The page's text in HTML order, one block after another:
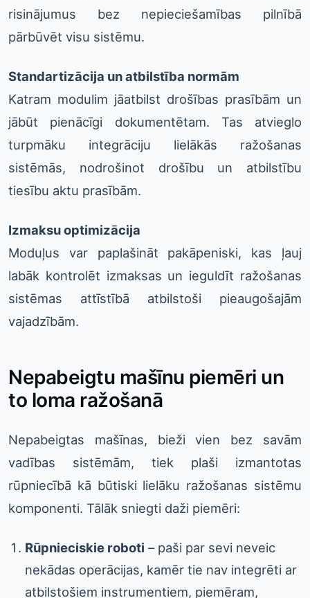
risinājumus bez nepieciešamības pilnībā
pārbūvēt visu sistēmu.
Standartizācija un atbilstība normām
Katram modulim jāatbilst drošības prasībām un
jābūt pienācīgi dokumentētam. Tas atvieglo
turpmāku integrāciju lielākās ražošanas
sistēmās, nodrošinot drošību un atbilstību
tiesību aktu prasībām.
Izmaksu optimizācija
Moduļus var paplašināt pakāpeniski, kas ļauj
labāk kontrolēt izmaksas un ieguldīt ražošanas
sistēmas attīstībā atbilstoši pieaugošajām
vajadzībām.
Nepabeigtu mašīnu piemēri un
to loma ražošanā
Nepabeigtas mašīnas, bieži vien bez savām
vadības sistēmām, tiek plaši izmantotas
rūpniecībā kā būtiski lielāku ražošanas sistēmu
komponenti. Tālāk sniegti daži piemēri:
Rūpnieciskie roboti – paši par sevi neveic
nekādas operācijas, kamēr tie nav integrēti ar
atbilstošiem instrumentiem, piemēram,